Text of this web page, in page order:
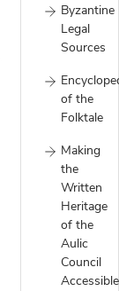
Byzantine
Legal
Sources
of the
Folktale
Making
the
Written
Heritage
of the
Aulic
Council
Accessible